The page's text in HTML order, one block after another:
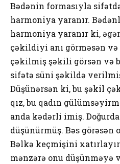
Bədənin formasıyla
harmoniya yaranır.
harmoniya yaranır ki,
çəkildiyi anı görməsən
çəkilmiş şəkili görsən və
sifətə süni şəkildə
Düşünərsən ki, bu şəkil
qız, bu qadın
anda kədərli imiş.
düşünürmüş. Bəs görəsən
Bəlkə keçmişini
mənzərə onu düşünməyə